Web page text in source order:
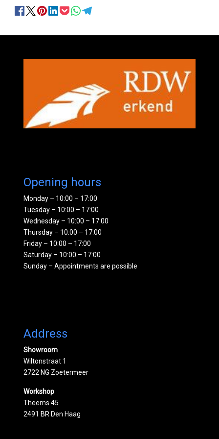
Opening hours
Monday – 10:00 – 17:00
Tuesday – 10:00 – 17:00
Wednesday – 10:00 – 17:00
Thursday – 10:00 – 17:00
Friday – 10:00 – 17:00
Saturday – 10:00 – 17:00
Sunday – Appointments are possible
Address
Showroom
Wiltonstraat 1
2722 NG Zoetermeer
Workshop
Theems 45
2491 BR Den Haag